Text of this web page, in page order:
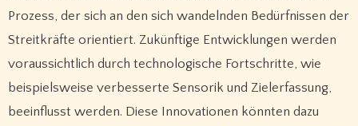
Prozess, der sich an den sich wandelnden Bedürfnissen der
Streitkräfte orientiert. Zukünftige Entwicklungen werden
voraussichtlich durch technologische Fortschritte, wie
beispielsweise verbesserte Sensorik und Zielerfassung,
beeinflusst werden. Diese Innovationen könnten dazu